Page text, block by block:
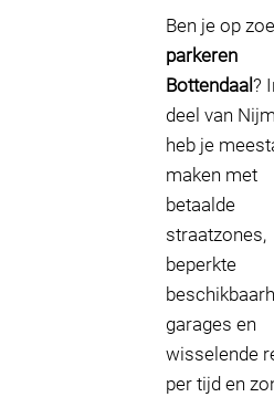
Ben je op
parkeren
Bottendaal ?
deel van
heb je
maken met
betaalde
straatzones,
beperkte
garages en
wisselende
per tijd en